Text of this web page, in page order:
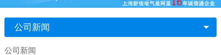
公司新闻
公司新闻